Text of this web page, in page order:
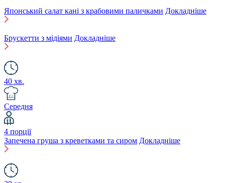
Японський салат кані з крабовими паличками Докладніше
Брускетти з мідіями Докладніше
40 хв.
Середня
4 порції
Запечена груша з креветками та сиром Докладніше